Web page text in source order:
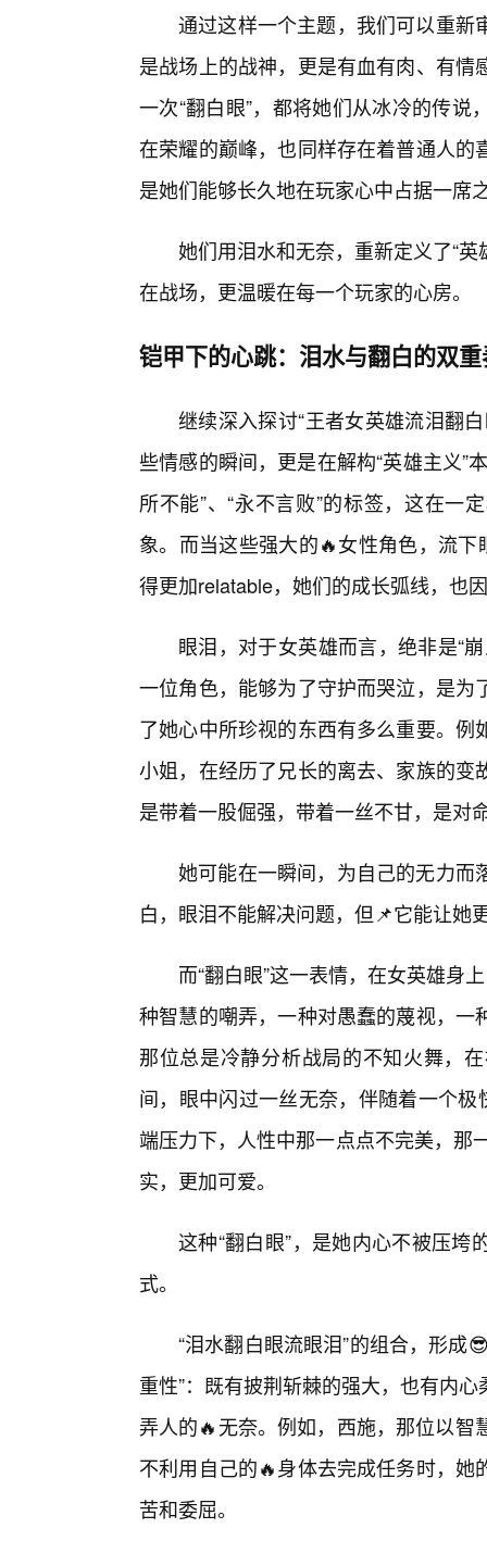
通过这样一个主题，我们可以重
是战场上的战神，更是有血有肉、有
一次“翻白眼”，都将她们从冰冷的传
在荣耀的巅峰，也同样存在着普通人
是她们能够长久地在玩家心中占据一席
她们用泪水和无奈，重新定义了“
在战场，更温暖在每一个玩家的心房。
铠甲下的心跳：泪水与翻白的双
继续深入探讨“王者女英雄流泪翻
些情感的瞬间，更是在解构“英雄主义”
所不能”、“永不言败”的标签，这在一
象。而当这些强大的🔥女性角色，流
得更加relatable，她们的成长弧线，也
眼泪，对于女英雄而言，绝非是“
一位角色，能够为了守护而哭泣，是
了她心中所珍视的东西有多么重要。
小姐，在经历了兄长的离去、家族的
是带着一股倔强，带着一丝不甘，是对
她可能在一瞬间，为自己的无力而
白，眼泪不能解决问题，但📌它能让她
而“翻白眼”这一表情，在女英雄身
种智慧的嘲弄，一种对愚蠢的蔑视，
那位总是冷静分析战局的不知火舞，
间，眼中闪过一丝无奈，伴随着一个
端压力下，人性中那一点点不完美，那
实，更加可爱。
这种“翻白眼”，是她内心不被压
式。
“泪水翻白眼流眼泪”的组合，形成
重性”：既有披荆斩棘的强大，也有内
弄人的🔥无奈。例如，西施，那位以
不利用自己的🔥身体去完成任务时，
苦和委屈。